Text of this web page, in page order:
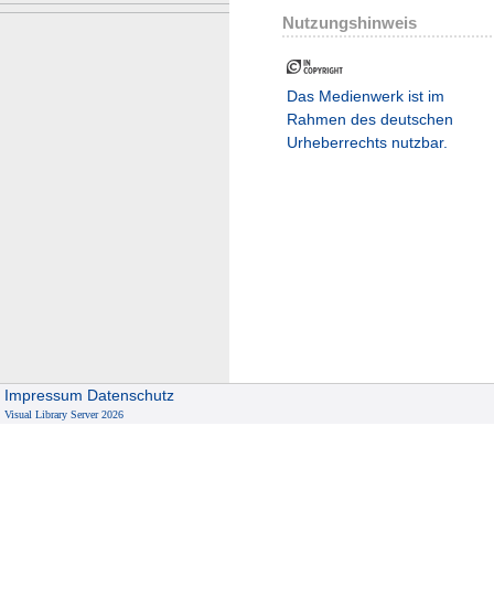
Nutzungshinweis
Das Medienwerk ist im
Rahmen des deutschen
Urheberrechts nutzbar.
Impressum Datenschutz
Visual Library Server 2026